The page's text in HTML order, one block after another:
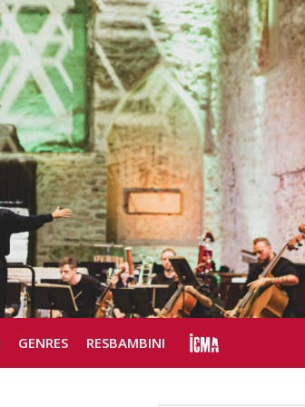
GENRES RESBAMBINI